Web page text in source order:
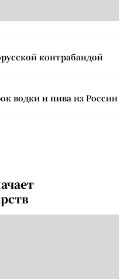
контрабандой
водки и пива из России